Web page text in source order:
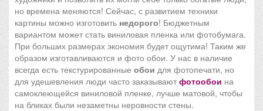
но времена меняются! Сейчас, с развитием техники
картины можно изготовить недорого! Бюджетным
вариантом может стать виниловая пленка или фотобумага.
При больших размерах экономия будет ощутима! Таким же
образом изготавливаются и фото обои. У нас в наличие
всегда есть текстурированные обои для фотопечати, но
для удешевления люди часто заказывают фотообои на
самоклеющейся виниловой пленке, лучше матовой, чтобы
на бликах были незаметны неровности стены.